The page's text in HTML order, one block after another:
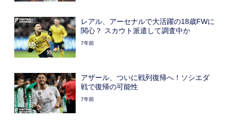
レアル、アーセナルで大活躍の18歳FWに
関心？ スカウト派遣して調査中か
7年前
アザール、ついに戦列復帰へ！ソシエダ
戦で復帰の可能性
7年前